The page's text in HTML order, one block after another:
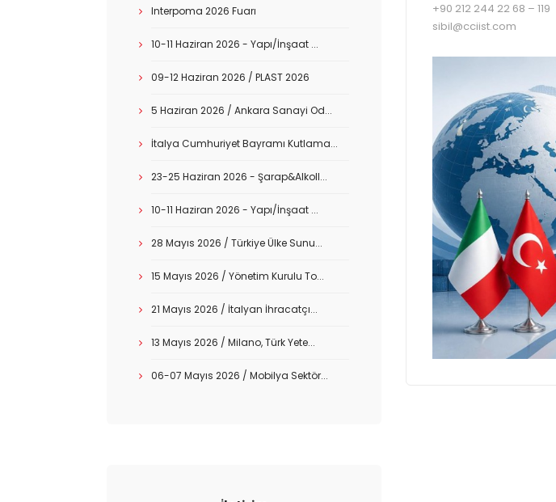
Interpoma 2026 Fuarı
10-11 Haziran 2026 - Yapı/İnşaat ...
09-12 Haziran 2026 / PLAST 2026
5 Haziran 2026 / Ankara Sanayi Od...
İtalya Cumhuriyet Bayramı Kutlama...
23-25 Haziran 2026 - Şarap&Alkoll...
10-11 Haziran 2026 - Yapı/İnşaat ...
28 Mayıs 2026 / Türkiye Ülke Sunu...
15 Mayıs 2026 / Yönetim Kurulu To...
21 Mayıs 2026 / İtalyan İhracatçı...
13 Mayıs 2026 / Milano, Türk Yete...
06-07 Mayıs 2026 / Mobilya Sektör...
+90 212 244 22 68 – 119
sibil@cciist.com